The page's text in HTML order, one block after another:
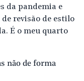
da pandemia e
revisão de estilo
É o meu quarto
não de forma